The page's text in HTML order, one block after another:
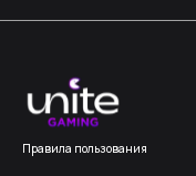
Правила пользования